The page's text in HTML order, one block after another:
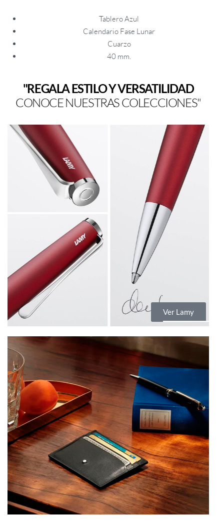
Tablero Azul
Calendario Fase Lunar
Cuarzo
40 mm.
"REGALA ESTILO Y VERSATILIDAD
CONOCE NUESTRAS COLECCIONES"
Ver Lamy